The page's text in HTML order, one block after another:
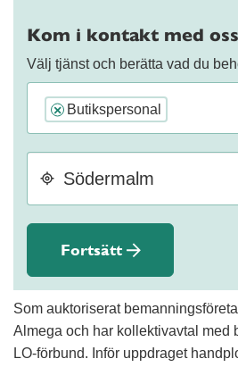
Kom i kontakt med
Välj tjänst och berätta vad du
× Butikspersonal
Fortsätt
Som auktoriserat
Almega och har kollektivavtal med
LO-förbund. Inför uppdraget